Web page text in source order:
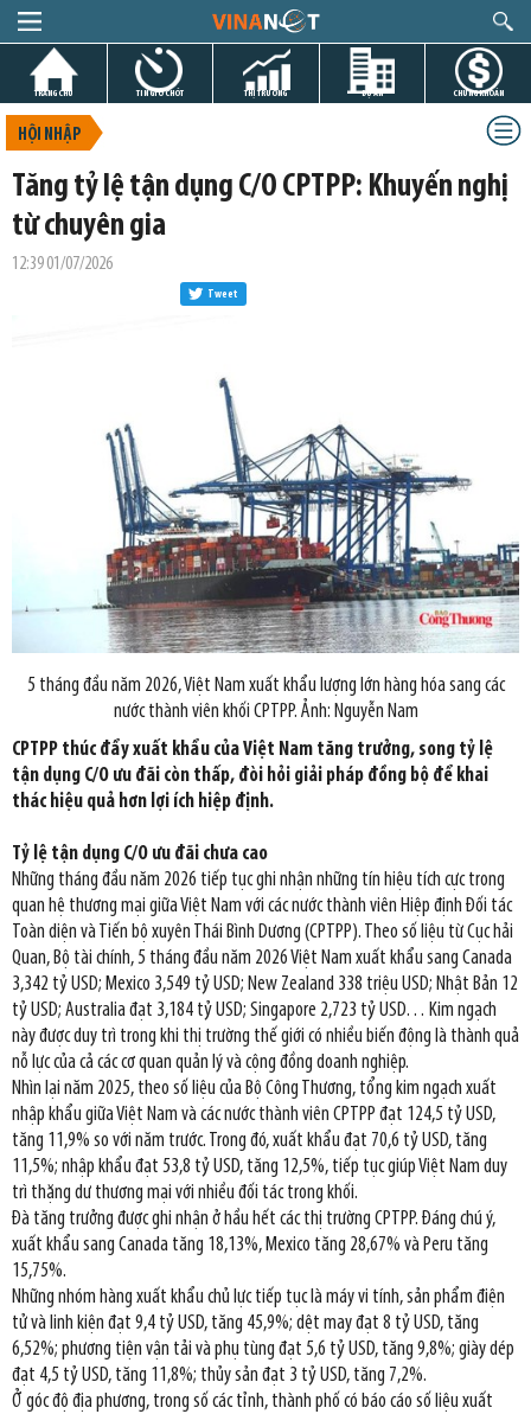
TRANG CHỦ TIN GIỜ CHÓT THỊ TRƯỜNG DỰ ÁN CHỨNG KHOÁN
HỘI NHẬP
Tăng tỷ lệ tận dụng C/O CPTPP: Khuyến nghị
từ chuyên gia
12:39 01/07/2026
Tweet
5 tháng đầu năm 2026, Việt Nam xuất khẩu lượng lớn hàng hóa sang các
nước thành viên khối CPTPP. Ảnh: Nguyễn Nam
CPTPP thúc đẩy xuất khẩu của Việt Nam tăng trưởng, song tỷ lệ
tận dụng C/O ưu đãi còn thấp, đòi hỏi giải pháp đồng bộ để khai
thác hiệu quả hơn lợi ích hiệp định.
Tỷ lệ tận dụng C/O ưu đãi chưa cao
Những tháng đầu năm 2026 tiếp tục ghi nhận những tín hiệu tích cực trong
quan hệ thương mại giữa Việt Nam với các nước thành viên Hiệp định Đối tác
Toàn diện và Tiến bộ xuyên Thái Bình Dương (CPTPP). Theo số liệu từ Cục hải
Quan, Bộ tài chính, 5 tháng đầu năm 2026 Việt Nam xuất khẩu sang Canada
3,342 tỷ USD; Mexico 3,549 tỷ USD; New Zealand 338 triệu USD; Nhật Bản 12
tỷ USD; Australia đạt 3,184 tỷ USD; Singapore 2,723 tỷ USD… Kim ngạch
này được duy trì trong khi thị trường thế giới có nhiều biến động là thành quả
nỗ lực của cả các cơ quan quản lý và cộng đồng doanh nghiệp.
Nhìn lại năm 2025, theo số liệu của Bộ Công Thương, tổng kim ngạch xuất
nhập khẩu giữa Việt Nam và các nước thành viên CPTPP đạt 124,5 tỷ USD,
tăng 11,9% so với năm trước. Trong đó, xuất khẩu đạt 70,6 tỷ USD, tăng
11,5%; nhập khẩu đạt 53,8 tỷ USD, tăng 12,5%, tiếp tục giúp Việt Nam duy
trì thặng dư thương mại với nhiều đối tác trong khối.
Đà tăng trưởng được ghi nhận ở hầu hết các thị trường CPTPP. Đáng chú ý,
xuất khẩu sang Canada tăng 18,13%, Mexico tăng 28,67% và Peru tăng
15,75%.
Những nhóm hàng xuất khẩu chủ lực tiếp tục là máy vi tính, sản phẩm điện
tử và linh kiện đạt 9,4 tỷ USD, tăng 45,9%; dệt may đạt 8 tỷ USD, tăng
6,52%; phương tiện vận tải và phụ tùng đạt 5,6 tỷ USD, tăng 9,8%; giày dép
đạt 4,5 tỷ USD, tăng 11,8%; thủy sản đạt 3 tỷ USD, tăng 7,2%.
Ở góc độ địa phương, trong số các tỉnh, thành phố có báo cáo số liệu xuất